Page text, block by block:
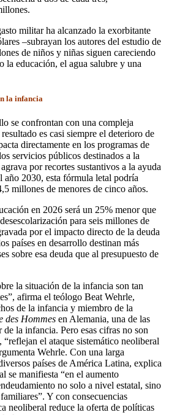
militar ha alcanzado la exorbitante
–subrayan los autores del estudio de
de niños y niñas siguen careciendo
la educación, el agua salubre y una
la infancia
se confrontan con una compleja
es casi siempre el deterioro de
directamente en los programas de
servicios públicos destinados a la
por recortes sustantivos a la ayuda
año 2030, esta fórmula letal podría
millones de menores de cinco años.
en 2026 será un 25% menor que
para seis millones de
por el impacto directo de la deuda
países en desarrollo destinan más
sobre esa deuda que al presupuesto de
la situación de la infancia son tan
afirma el teólogo Beat Wehrle,
de la infancia y miembro de la
des Hommes en Alemania, una de las
de la infancia. Pero esas cifras no son
el ataque sistemático neoliberal
Wehrle. Con una larga
países de América Latina, explica
se manifiesta “en el aumento
no solo a nivel estatal, sino
Y con consecuencias
neoliberal reduce la oferta de políticas